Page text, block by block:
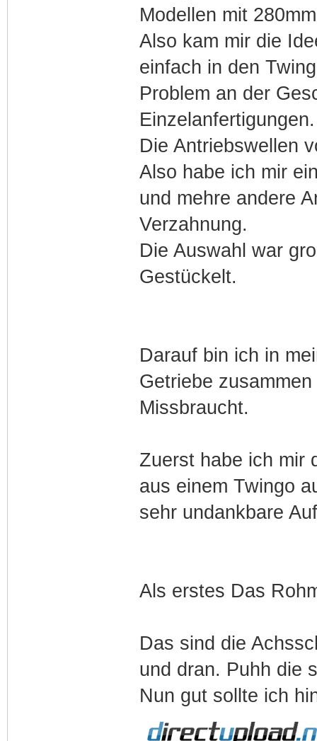
Modellen mit
Also kam mir die
einfach in den
Problem an der
Einzelanfertigungen.
Die Antriebswellen
Also habe ich mir
und mehre andere
Verzahnung.
Die Auswahl war
Gestückelt.
Darauf bin ich in
Getriebe
Missbraucht.
Zuerst habe ich mir
aus einem Twingo
sehr undankbare
Als erstes Das
Das sind die
und dran. Puhh die
Nun gut sollte ich